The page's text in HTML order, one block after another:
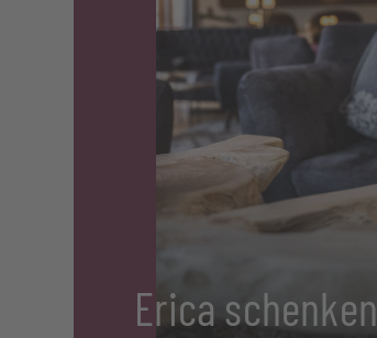
Erica schenken